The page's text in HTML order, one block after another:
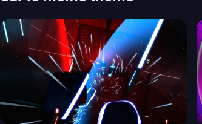
aussi les jeux de ce mois dans notre page dédiée…